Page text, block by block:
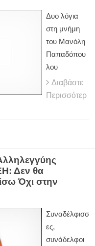
Δυο λόγια
στη μνήμη
του Μανόλη
Παπαδόπου
λου
Διαβάστε
Περισσότερ
Δεν θα
Όχι στην
Συναδέλφισσ
ες,
συνάδελφοι